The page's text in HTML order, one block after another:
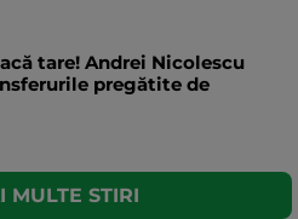
tare! Andrei Nicolescu
pregătite de
MULTE STIRI